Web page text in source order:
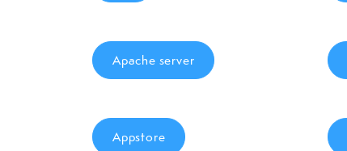
Apache server
Appstore